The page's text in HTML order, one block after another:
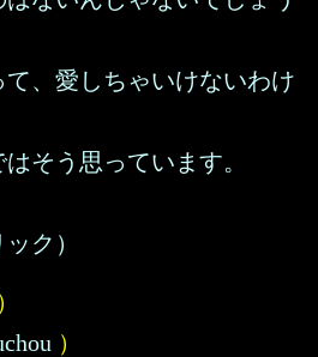
て、愛しちゃいけないわけ
そう思っています。
ク）
）
）